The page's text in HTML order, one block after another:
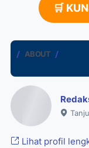
🛒
ABOUT
Lihat profil